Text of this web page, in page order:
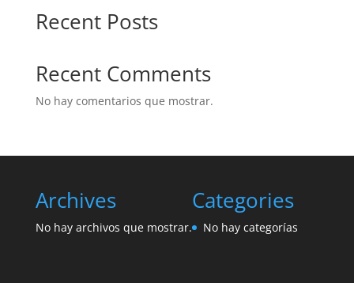
Recent Posts
Recent Comments
No hay comentarios que mostrar.
Archives
No hay archivos que mostrar.
Categories
No hay categorías